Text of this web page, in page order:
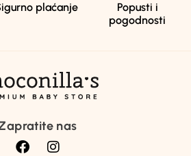
plaćanje
Popusti i
pogodnosti
nas